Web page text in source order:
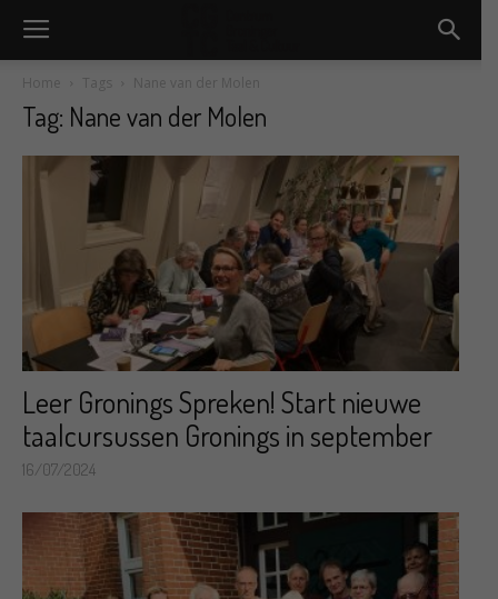
Home Tags Nane van der Molen
Tag: Nane van der Molen
Leer Gronings Spreken! Start nieuwe
taalcursussen Gronings in september
16/07/2024